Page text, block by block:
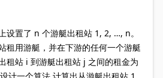
设置了 n 个游艇出租站 1, 2, …, n。
租用游艇，并在下游的任何一个游艇
租站 i 到游艇出租站 j 之间的租金为